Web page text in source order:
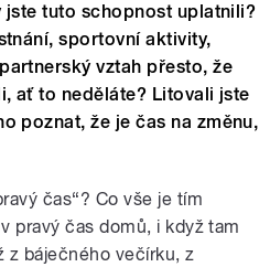
jste tuto schopnost uplatnili?
sportovní aktivity,
vztah přesto, že
ať to neděláte? Litovali jste
poznat, že je čas na změnu,
čas“? Co vše je tím
pravý čas domů, i když tam
z báječného večírku, z